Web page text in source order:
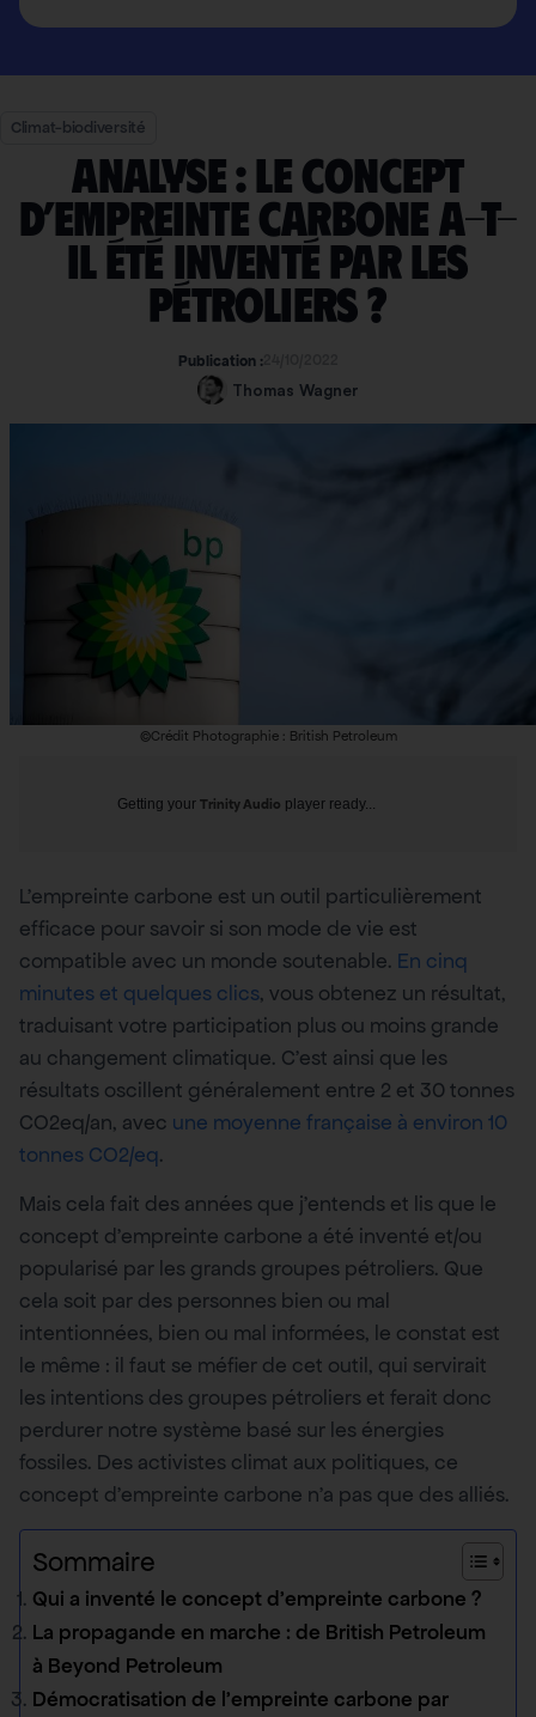
Climat-biodiversité
Analyse : le concept
d’empreinte carbone a-t-
il été inventé par les
pétroliers ?
Publication :
Thomas Wagner
©Crédit Photographie : British Petroleum
Getting your Trinity Audio player ready...
L’empreinte carbone est un outil particulièrement
efficace pour savoir si son mode de vie est
compatible avec un monde soutenable. En cinq
minutes et quelques clics, vous obtenez un résultat,
traduisant votre participation plus ou moins grande
au changement climatique. C’est ainsi que les
résultats oscillent généralement entre 2 et 30 tonnes
CO2eq/an, avec une moyenne française à environ 10
tonnes CO2/eq.
Mais cela fait des années que j’entends et lis que le
concept d’empreinte carbone a été inventé et/ou
popularisé par les grands groupes pétroliers. Que
cela soit par des personnes bien ou mal
intentionnées, bien ou mal informées, le constat est
le même : il faut se méfier de cet outil, qui servirait
les intentions des groupes pétroliers et ferait donc
perdurer notre système basé sur les énergies
fossiles. Des activistes climat aux politiques, ce
concept d’empreinte carbone n’a pas que des alliés.
Sommaire
Qui a inventé le concept d’empreinte carbone ?
La propagande en marche : de British Petroleum
à Beyond Petroleum
Démocratisation de l’empreinte carbone par